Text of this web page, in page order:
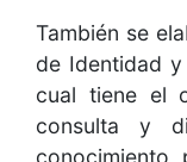
También se
de Identidad y
cual tiene el
consulta y